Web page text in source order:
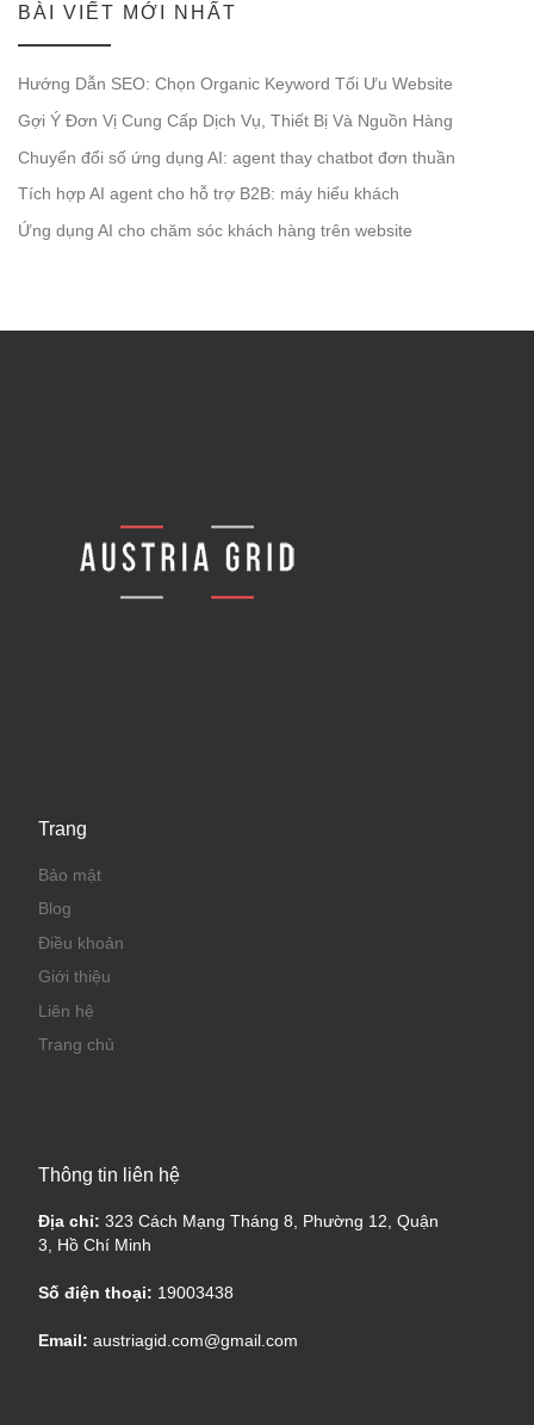
BÀI VIẾT MỚI NHẤT
Hướng Dẫn SEO: Chọn Organic Keyword Tối Ưu Website
Gợi Ý Đơn Vị Cung Cấp Dịch Vụ, Thiết Bị Và Nguồn Hàng
Chuyển đổi số ứng dụng AI: agent thay chatbot đơn thuần
Tích hợp AI agent cho hỗ trợ B2B: máy hiểu khách
Ứng dụng AI cho chăm sóc khách hàng trên website
Trang
Bảo mật
Blog
Điều khoản
Giới thiệu
Liên hệ
Trang chủ
Thông tin liên hệ
Địa chỉ: 323 Cách Mạng Tháng 8, Phường 12, Quận
3, Hồ Chí Minh
Số điện thoại: 19003438
Email: austriagid.com@gmail.com